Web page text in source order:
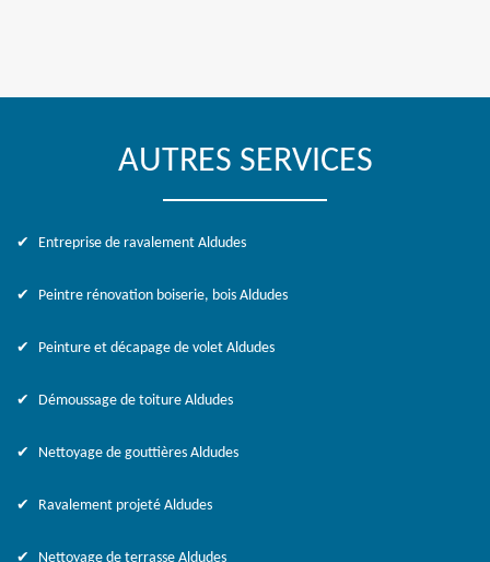
AUTRES SERVICES
Entreprise de ravalement Aldudes
Peintre rénovation boiserie, bois Aldudes
Peinture et décapage de volet Aldudes
Démoussage de toiture Aldudes
Nettoyage de gouttières Aldudes
Ravalement projeté Aldudes
Nettoyage de terrasse Aldudes